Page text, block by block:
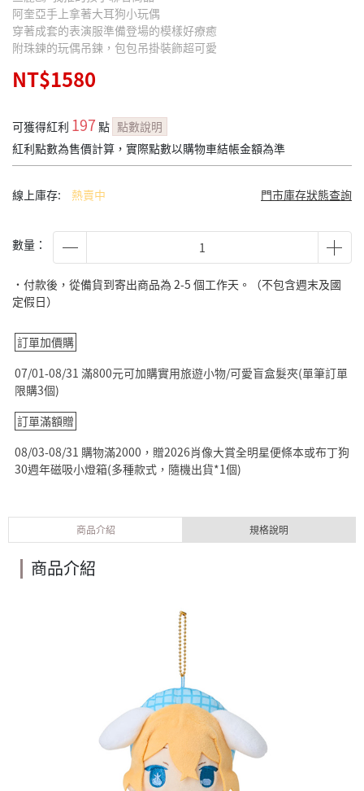
阿奎亞手上拿著大耳狗小玩偶
穿著成套的表演服準備登場的模樣好療癒
附珠鍊的玩偶吊鍊，包包吊掛裝飾超可愛
NT$1580
可獲得紅利 197點 點數說明
紅利點數為售價計算，實際點數以購物車結帳金額為準
線上庫存: 熱賣中 門市庫存狀態查詢
數量：
˙付款後，從備貨到寄出商品為 2-5 個工作天。（不包含週末及國
定假日）
訂單加價購
07/01-08/31 滿800元可加購實用旅遊小物/可愛盲盒髮夾(單筆訂單
限購3個)
訂單滿額贈
08/03-08/31 購物滿2000，贈2026肖像大賞全明星便條本或布丁狗
30週年磁吸小燈箱(多種款式，隨機出貨*1個)
商品介紹 規格說明
商品介紹